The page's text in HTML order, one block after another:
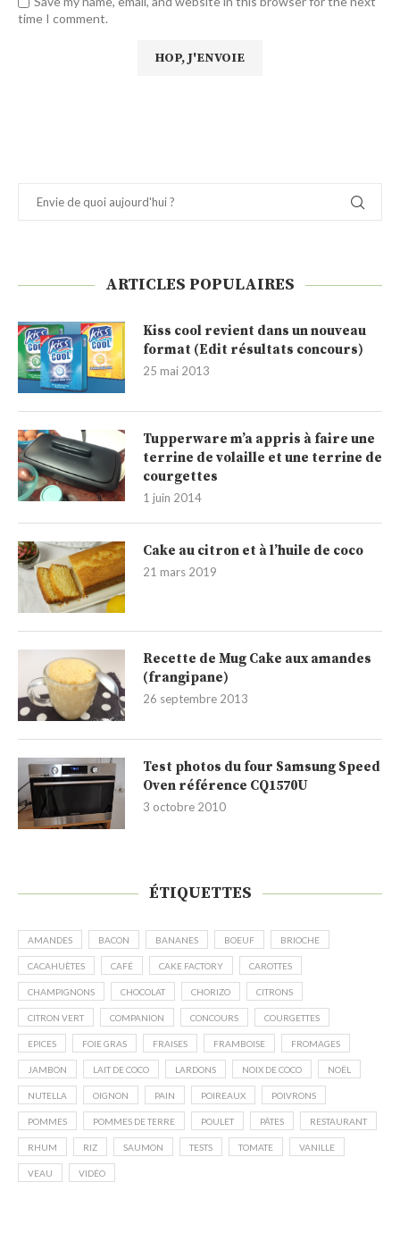
time I comment.
ARTICLES POPULAIRES
Kiss cool revient dans un nouveau
format (Edit résultats concours)
25 mai 2013
Tupperware m’a appris à faire une
terrine de volaille et une terrine de
courgettes
1 juin 2014
Cake au citron et à l’huile de coco
21 mars 2019
Recette de Mug Cake aux amandes
(frangipane)
26 septembre 2013
Test photos du four Samsung Speed
Oven référence CQ1570U
3 octobre 2010
ÉTIQUETTES
AMANDES BACON BANANES BOEUF BRIOCHE
CACAHUÈTES CAFÉ CAKE FACTORY CAROTTES
CHAMPIGNONS CHOCOLAT CHORIZO CITRONS
CITRON VERT COMPANION CONCOURS COURGETTES
EPICES FOIE GRAS FRAISES FRAMBOISE FROMAGES
JAMBON LAIT DE COCO LARDONS NOIX DE COCO NOËL
NUTELLA OIGNON PAIN POIREAUX POIVRONS
POMMES POMMES DE TERRE POULET PÂTES RESTAURANT
RHUM RIZ SAUMON TESTS TOMATE VANILLE
VEAU VIDÉO